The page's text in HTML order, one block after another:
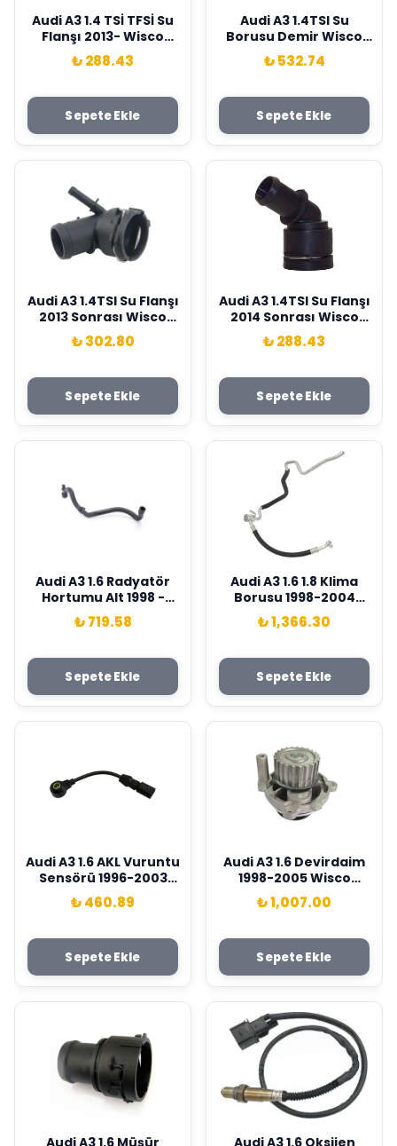
Audi A3 1.4 TSİ TFSİ Su
Flanşı 2013- Wisco
Marka 5Q0122291Aj
₺ 288.43
Sepete Ekle
Audi A3 1.4TSI Su
Borusu Demir Wisco
Marka 03C121070B
₺ 532.74
Sepete Ekle
Audi A3 1.4TSI Su Flanşı
2013 Sonrası Wisco
Marka 5Q0122291BE
₺ 302.80
Sepete Ekle
Audi A3 1.4TSI Su Flanşı
2014 Sonrası Wisco
Marka 5Q0122291S
₺ 288.43
Sepete Ekle
Audi A3 1.6 Radyatör
Hortumu Alt 1998 -
Wisco Marka
1J0122051H
₺ 719.58
Sepete Ekle
Audi A3 1.6 1.8 Klima
Borusu 1998-2004
Wisco Marka
1J1820743H
₺ 1,366.30
Sepete Ekle
Audi A3 1.6 AKL Vuruntu
Sensörü 1996-2003
Wisco Marka
06A905377B
₺ 460.89
Sepete Ekle
Audi A3 1.6 Devirdaim
1998-2005 Wisco
Marka 06B121011A
₺ 1,007.00
Sepete Ekle
Audi A3 1.6 Müşür Audi A3 1.6 Oksijen